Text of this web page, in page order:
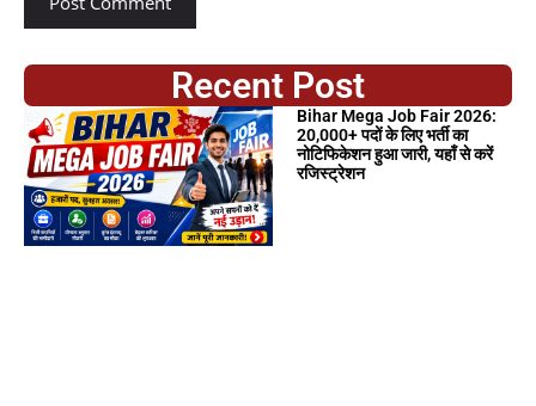
Recent Post
Bihar Mega Job Fair 2026:
20,000+ पदों के लिए भर्ती का
नोटिफिकेशन हुआ जारी, यहाँ से करें
रजिस्ट्रेशन